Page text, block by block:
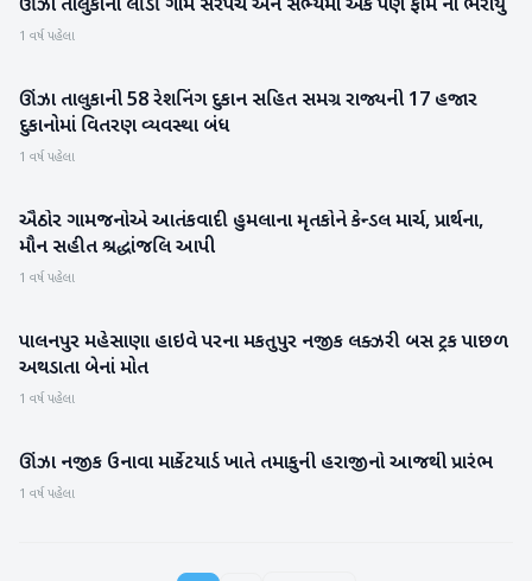
ઊંઝા તાલુકાના લીંડી ગામે સરપંચ અને સભ્યમાં એક પણ ફોર્મ ના ભરાયું
1 વર્ષ પહેલા
મહેસાણા
ઊંઝા તાલુકાની 58 રેશનિંગ દુકાન સહિત સમગ્ર રાજ્યની 17 હજાર
દુકાનોમાં વિતરણ વ્યવસ્થા બંધ
1 વર્ષ પહેલા
મહેસાણા
ઐઠોર ગામજનોએ આતંકવાદી હુમલાના મૃતકોને કેન્ડલ માર્ચ, પ્રાર્થના,
મૌન સહીત શ્રદ્ધાંજલિ આપી
1 વર્ષ પહેલા
મહેસાણા
પાલનપુર મહેસાણા હાઇવે પરના મકતુપુર નજીક લક્ઝરી બસ ટ્રક પાછળ
અથડાતા બેનાં મોત
1 વર્ષ પહેલા
મહેસાણા
ઊંઝા નજીક ઉનાવા માર્કેટયાર્ડ ખાતે તમાકુની હરાજીનો આજથી પ્રારંભ
1 વર્ષ પહેલા